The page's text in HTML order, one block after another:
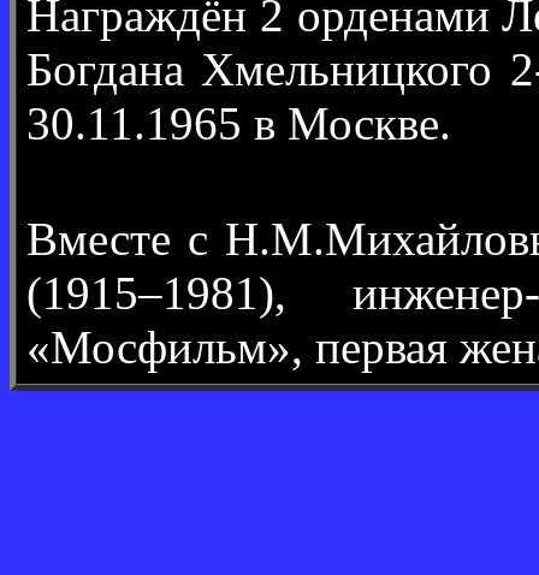
Награждён 2 орденами
Богдана Хмельницкого
30.11.1965 в Москве.
Вместе с
(1915–1981),
«Мосфильм», первая